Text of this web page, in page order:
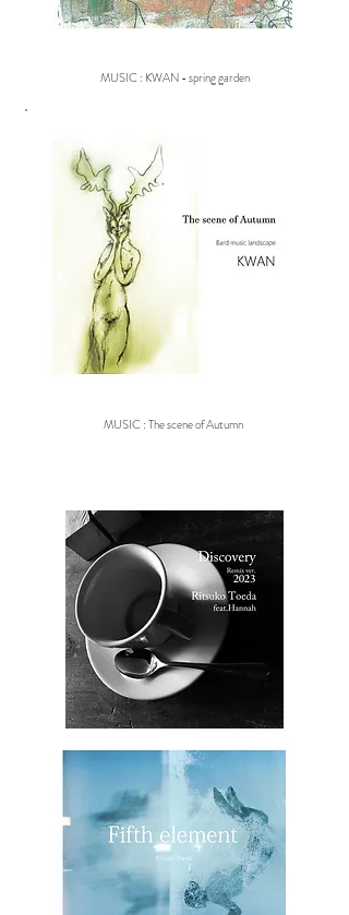
MUSIC : KWAN - spring garden
MUSIC : The scene of Autumn